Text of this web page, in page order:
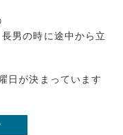
男の時に途中から立
日が決まっています